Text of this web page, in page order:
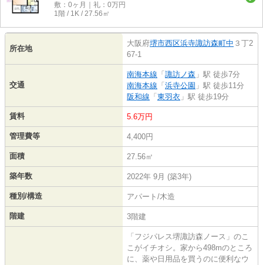
敷：0ヶ月｜礼：0万円
1階 / 1K / 27.56㎡
所在地
大阪府堺市西区浜寺諏訪森町中 ３丁2
67-1
交通
南海本線 「 諏訪ノ森 」駅 徒歩7分
南海本線 「 浜寺公園 」駅 徒歩11分
阪和線 「 東羽衣 」駅 徒歩19分
賃料 5.6万円
管理費等 4,400円
面積 27.56㎡
築年数 2022年 9月 (築3年)
種別/構造 アパート/木造
階建 3階建
「フジパレス堺諏訪森ノース」のこ
こがイチオシ。家から498mのところ
に、薬や日用品を買うのに便利なウ